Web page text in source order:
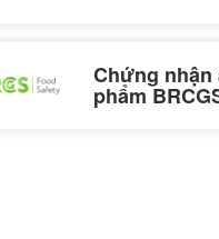
Chứng
phẩm